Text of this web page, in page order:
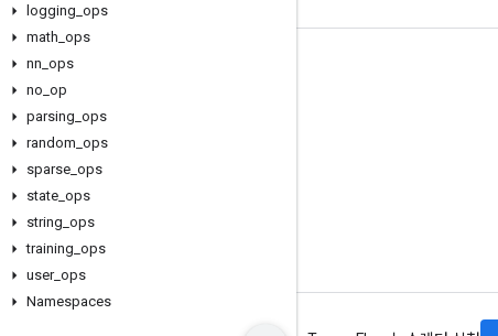
logging ops
math ops
nn ops
no op
parsing ops
random ops
sparse ops
state ops
string ops
training ops
user_ ops
Namespaces
최신 소식 확인하기
포럼
GitHub
YouTube